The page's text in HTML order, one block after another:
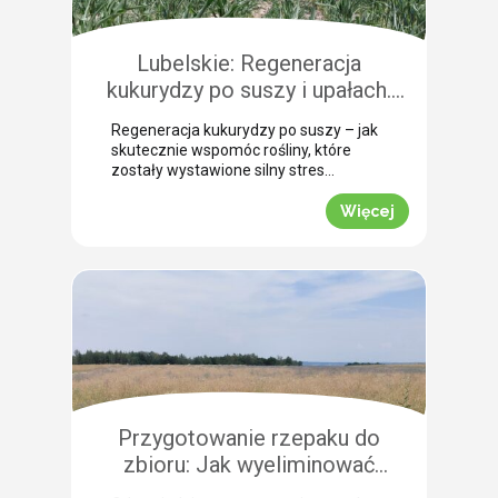
Pokazujemy, na co warto zwrócić
Lubelskie: Regeneracja
kukurydzy po suszy i upałach.
Zobacz rekomendacje z pola!
Regeneracja kukurydzy po suszy – jak
skutecznie wspomóc rośliny, które
zostały wystawione silny stres
termiczny? Jak informuje nasz ekspert
Leszek Konior, kluczem jest szybka
reakcja i wykorzystanie momentu, gdy
przeprowadzona w powiecie
Odpowiednio dobrana strategia
pozwala roślinom odbudować kondycję
fizjologiczną. Pozwijane […]
Więcej
Przygotowanie rzepaku do
zbioru: Jak wyeliminować
chwasty i obniżyć koszty żniw?